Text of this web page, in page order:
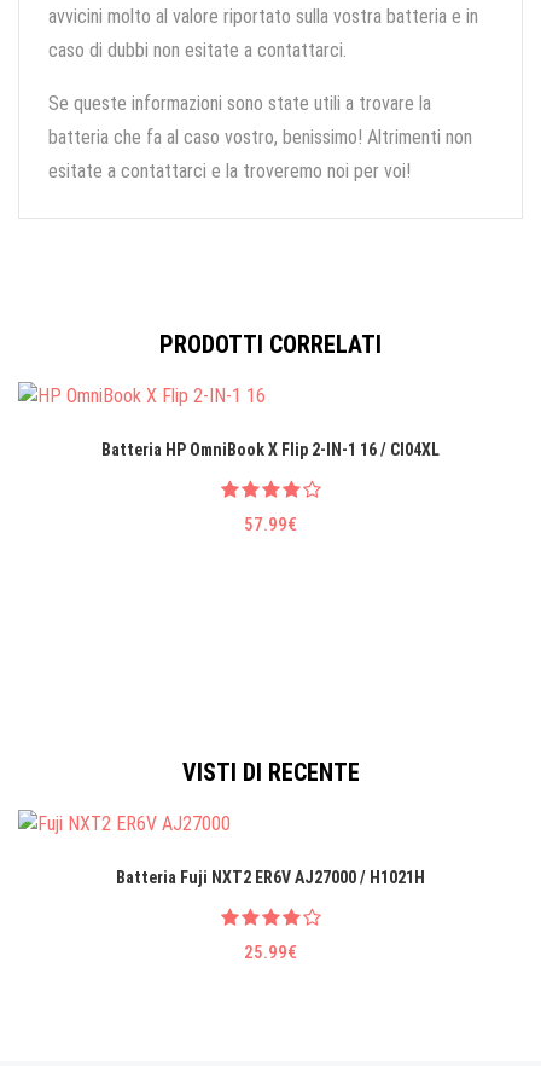
avvicini molto al valore riportato sulla vostra batteria e in
caso di dubbi non esitate a contattarci.
Se queste informazioni sono state utili a trovare la
batteria che fa al caso vostro, benissimo! Altrimenti non
esitate a contattarci e la troveremo noi per voi!
PRODOTTI CORRELATI
Batteria HP OmniBook X Flip 2-IN-1 16 / CI04XL
57.99€
VISTI DI RECENTE
Batteria Fuji NXT2 ER6V AJ27000 / H1021H
25.99€